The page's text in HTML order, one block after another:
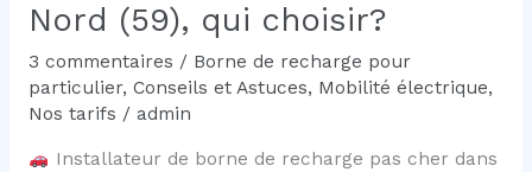
Nord (59), qui choisir?
3 commentaires / Borne de recharge pour
particulier, Conseils et Astuces, Mobilité électrique,
Nos tarifs / admin
Installateur de borne de recharge pas cher dans